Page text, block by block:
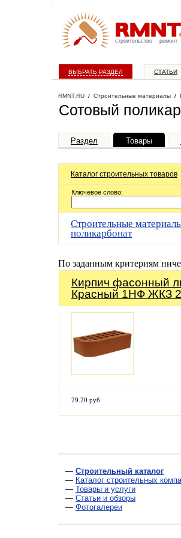
строительство ремонт
ВЫБРАТЬ РАЗДЕЛ СТАТЬИ
RMNT.RU / Строительные материалы /
Сотовый
Раздел Товары
Каталог строительных товаров
Ключевое слово:
Строительные
поликарбонат
По заданным критериям
Кирпич фасонный
Красный 1НФ ЖКЗ
29.20 руб
— Строительный каталог
— Каталог строительных
— Товары и услуги
— Статьи и обзоры
— Фотогалереи